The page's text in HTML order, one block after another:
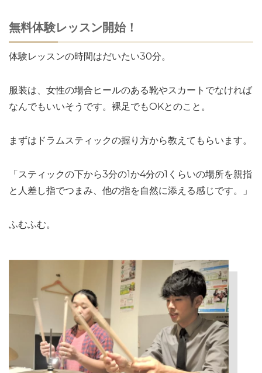
無料体験レッスン開始！
体験レッスンの時間はだいたい30分。
服装は、女性の場合ヒールのある靴やスカートでなければ
なんでもいいそうです。裸足でもOKとのこと。
まずはドラムスティックの握り方から教えてもらいます。
「スティックの下から3分の1か4分の1くらいの場所を親指
と人差し指でつまみ、他の指を自然に添える感じです。」
ふむふむ。